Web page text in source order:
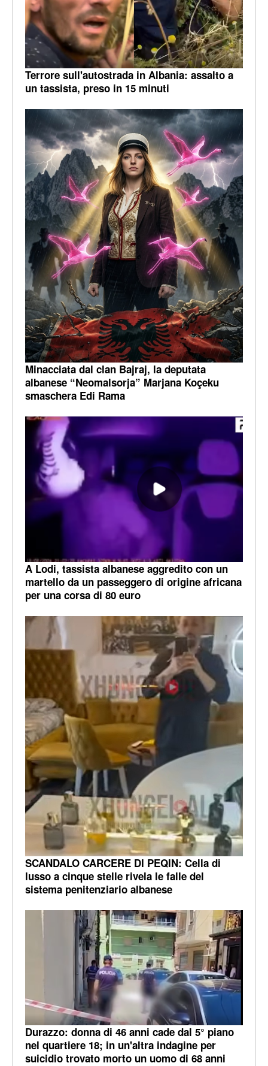
Terrore sull'autostrada in Albania: assalto a
un tassista, preso in 15 minuti
Minacciata dal clan Bajraj, la deputata
albanese “Neomalsorja” Marjana Koçeku
smaschera Edi Rama
A Lodi, tassista albanese aggredito con un
martello da un passeggero di origine africana
per una corsa di 80 euro
SCANDALO CARCERE DI PEQIN: Cella di
lusso a cinque stelle rivela le falle del
sistema penitenziario albanese
Durazzo: donna di 46 anni cade dal 5° piano
nel quartiere 18; in un'altra indagine per
suicidio trovato morto un uomo di 68 anni